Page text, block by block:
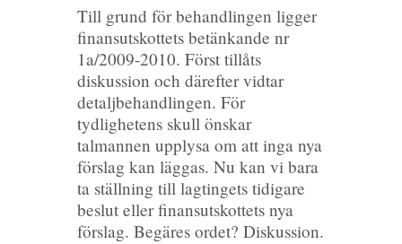
Till grund för behandlingen ligger
finansutskottets betänkande nr
1a/2009-2010. Först tillåts
diskussion och därefter vidtar
detaljbehandlingen. För
tydlighetens skull önskar
talmannen upplysa om att inga nya
förslag kan läggas. Nu kan vi bara
ta ställning till lagtingets tidigare
beslut eller finansutskottets nya
förslag. Begäres ordet? Diskussion.